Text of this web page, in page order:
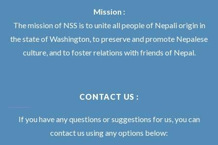
Mission :
The mission of NSS is to unite all people of Nepali origin in
the state of Washington, to preserve and promote Nepalese
culture, and to foster relations with friends of Nepal.
CONTACT US :
If you have any questions or suggestions for us, you can
contact us using any options below: